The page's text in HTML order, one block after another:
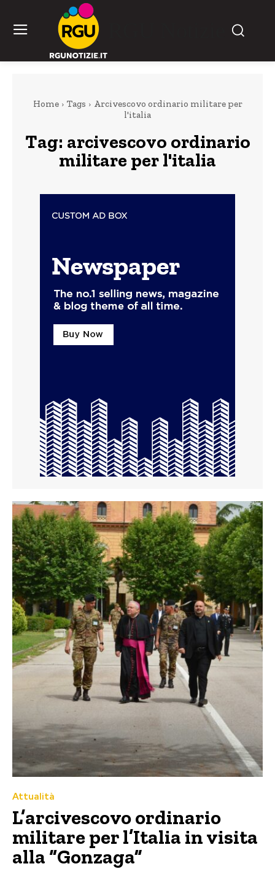
Home Tags
Arcivescovo ordinario militare per
l'italia
Tag: arcivescovo ordinario
militare per l'italia
Attualità
L’arcivescovo ordinario
militare per l’Italia in visita
alla “Gonzaga”